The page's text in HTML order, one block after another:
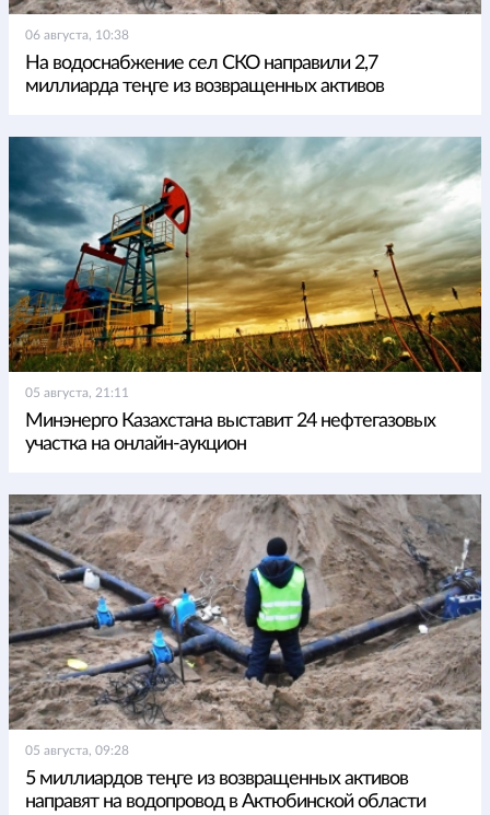
06 августа, 10:38
На водоснабжение сел СКО направили 2,7
миллиарда теңге из возвращенных активов
05 августа, 21:11
Минэнерго Казахстана выставит 24 нефтегазовых
участка на онлайн-аукцион
05 августа, 09:28
5 миллиардов теңге из возвращенных активов
направят на водопровод в Актюбинской области